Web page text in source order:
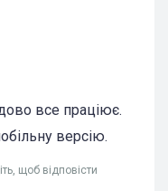
все праціює.
версію.
щоб відповісти